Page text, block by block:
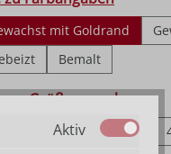
mit Goldrand
Bemalt
zu Größenangaben
23 cm 30 cm
Aktiv